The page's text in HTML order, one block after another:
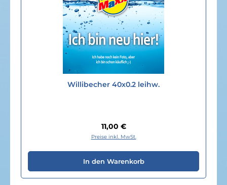
Willibecher 40x0.2 leihw.
Regulärer Preis:
11,00 €
Preise inkl. MwSt.
In den Warenkorb